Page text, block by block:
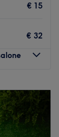
€ 15
€ 32
–20:00
–20:00
– 20:00
20:00